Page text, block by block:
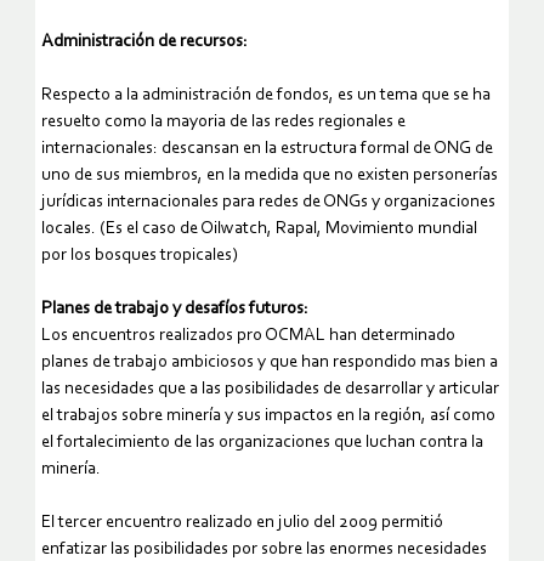
Administración de recursos:
Respecto a la administración de fondos, es un tema que se ha
resuelto como la mayoria de las redes regionales e
internacionales: descansan en la estructura formal de ONG de
uno de sus miembros, en la medida que no existen personerías
jurídicas internacionales para redes de ONGs y organizaciones
locales. (Es el caso de Oilwatch, Rapal, Movimiento mundial
por los bosques tropicales)
Planes de trabajo y desafíos futuros:
Los encuentros realizados pro OCMAL han determinado
planes de trabajo ambiciosos y que han respondido mas bien a
las necesidades que a las posibilidades de desarrollar y articular
el trabajos sobre minería y sus impactos en la región, así como
el fortalecimiento de las organizaciones que luchan contra la
minería.
El tercer encuentro realizado en julio del 2009 permitió
enfatizar las posibilidades por sobre las enormes necesidades